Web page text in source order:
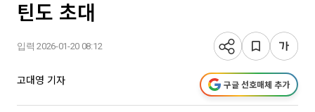
틴도 초대
입력 2026-01-20 08:12
고대영 기자 구글 선호매체 추가